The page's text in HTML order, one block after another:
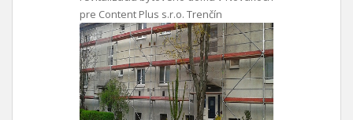
pre Content Plus s.r.o. Trenčín